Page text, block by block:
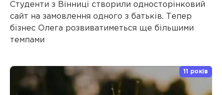
Студенти з Вінниці створили односторінковий
сайт на замовлення одного з батьків. Тепер
бізнес Олега розвиватиметься ще більшими
темпами
11 років